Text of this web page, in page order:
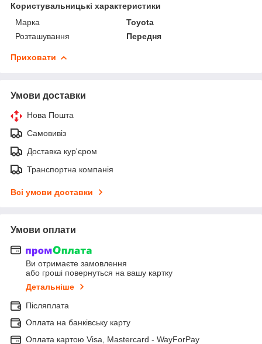
Користувальницькі характеристики
Марка
Toyota
Розташування
Передня
Приховати
Умови доставки
Нова Пошта
Самовивіз
Доставка кур'єром
Транспортна компанія
Всі умови доставки
Умови оплати
Ви отримаєте замовлення
або гроші повернуться на вашу картку
Детальніше
Післяплата
Оплата на банківську карту
Оплата картою Visa, Mastercard - WayForPay